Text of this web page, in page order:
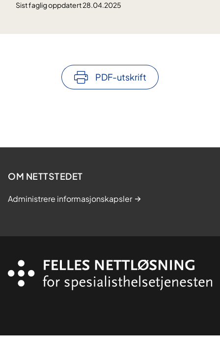
Sist faglig oppdatert 28.04.2025
PDF-utskrift
OM NETTSTEDET
Administrere informasjonskapsler